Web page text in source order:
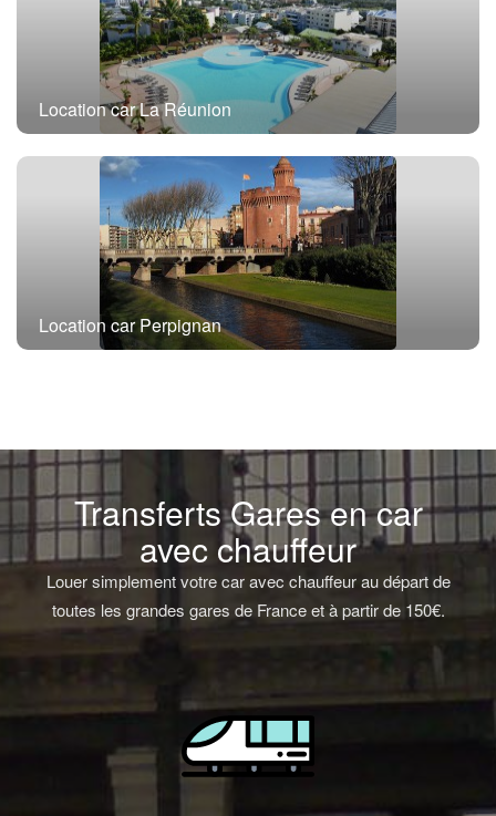
Location car La Réunion
Location car Perpignan
Transferts Gares en car
avec chauffeur
Louer simplement votre car avec chauffeur au départ de
toutes les grandes gares de France et à partir de 150€.